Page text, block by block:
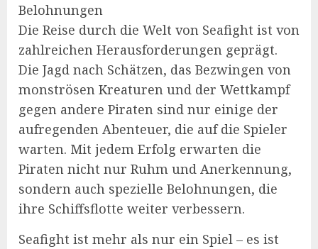
Belohnungen
Die Reise durch die Welt von Seafight ist von
zahlreichen Herausforderungen geprägt.
Die Jagd nach Schätzen, das Bezwingen von
monströsen Kreaturen und der Wettkampf
gegen andere Piraten sind nur einige der
aufregenden Abenteuer, die auf die Spieler
warten. Mit jedem Erfolg erwarten die
Piraten nicht nur Ruhm und Anerkennung,
sondern auch spezielle Belohnungen, die
ihre Schiffsflotte weiter verbessern.
Seafight ist mehr als nur ein Spiel – es ist